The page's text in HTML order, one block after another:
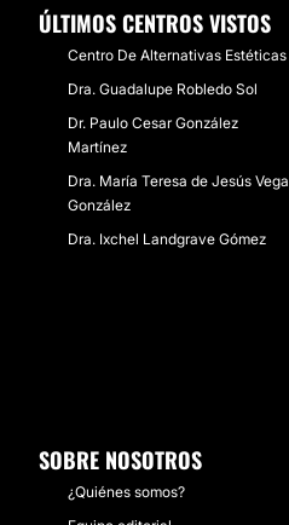
ÚLTIMOS CENTROS VISTOS
Centro De Alternativas Estéticas
Dra. Guadalupe Robledo Sol
Dr. Paulo Cesar González
Martínez
Dra. María Teresa de Jesús Vega
González
Dra. Ixchel Landgrave Gómez
SOBRE NOSOTROS
¿Quiénes somos?